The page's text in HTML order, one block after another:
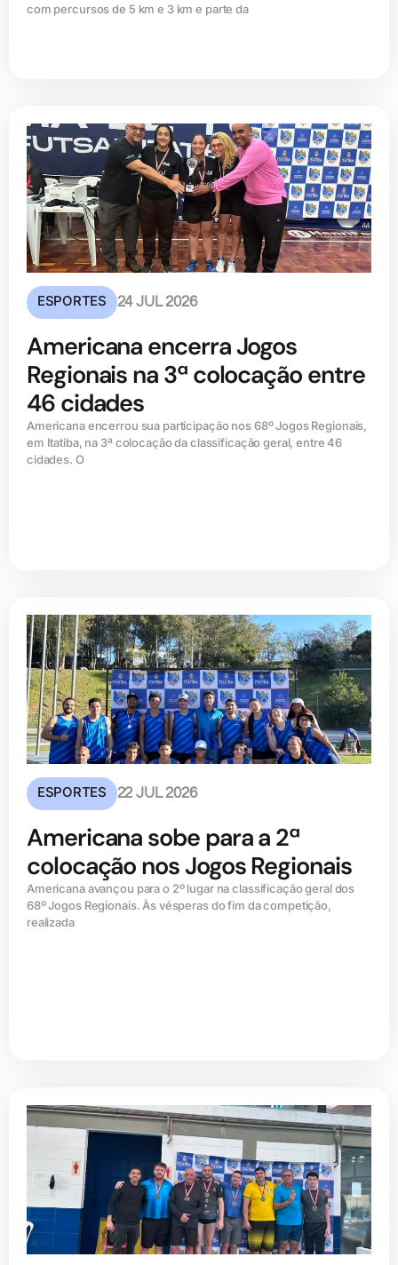
com percursos de 5 km e 3 km e parte da
ESPORTES 24 JUL 2026
Americana encerra Jogos
Regionais na 3ª colocação entre
46 cidades
Americana encerrou sua participação nos 68º Jogos Regionais,
em Itatiba, na 3ª colocação da classificação geral, entre 46
cidades. O
ESPORTES 22 JUL 2026
Americana sobe para a 2ª
colocação nos Jogos Regionais
Americana avançou para o 2º lugar na classificação geral dos
68º Jogos Regionais. Às vésperas do fim da competição,
realizada